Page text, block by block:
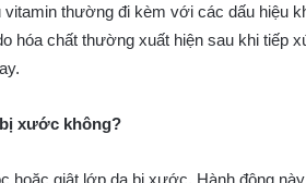
thường đi kèm với các dấu hiệu
hóa chất thường xuất hiện sau khi tiếp
xước không?
hoặc giật lớp da bị xước. Hành động